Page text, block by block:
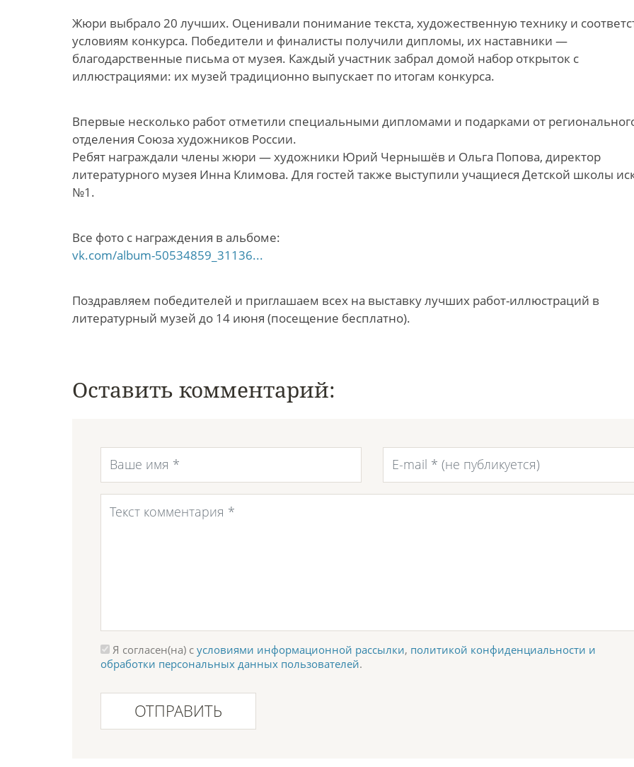
Жюри выбрало 20 лучших. Оценивали понимание текста, художественную технику и
условиям конкурса. Победители и финалисты получили дипломы, их наставники —
благодарственные письма от музея. Каждый участник забрал домой набор открыток с
иллюстрациями: их музей традиционно выпускает по итогам конкурса.
Впервые несколько работ отметили специальными дипломами и подарками от
отделения Союза художников России.
Ребят награждали члены жюри — художники Юрий Чернышёв и Ольга Попова, директор
литературного музея Инна Климова. Для гостей также выступили учащиеся Детской школы
№1.
Все фото с награждения в альбоме:
vk.com/album-50534859_31136...
Поздравляем победителей и приглашаем всех на выставку лучших работ-иллюстраций в
литературный музей до 14 июня (посещение бесплатно).
Оставить комментарий:
Я согласен(на) с условиями информационной рассылки, политикой конфиденциальности и
обработки персональных данных пользователей.
ОТПРАВИТЬ